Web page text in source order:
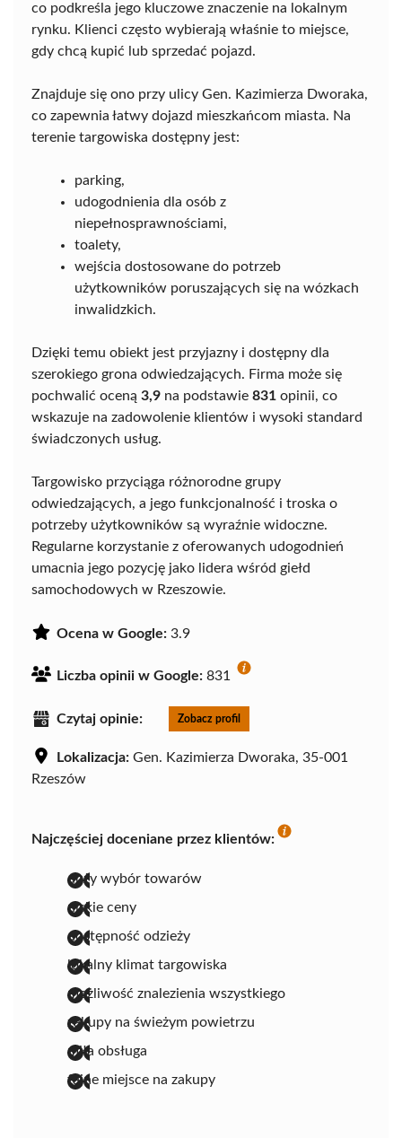
co podkreśla jego kluczowe znaczenie na lokalnym
rynku. Klienci często wybierają właśnie to miejsce,
gdy chcą kupić lub sprzedać pojazd.
Znajduje się ono przy ulicy Gen. Kazimierza Dworaka,
co zapewnia łatwy dojazd mieszkańcom miasta. Na
terenie targowiska dostępny jest:
parking,
udogodnienia dla osób z
niepełnosprawnościami,
toalety,
wejścia dostosowane do potrzeb
użytkowników poruszających się na wózkach
inwalidzkich.
Dzięki temu obiekt jest przyjazny i dostępny dla
szerokiego grona odwiedzających. Firma może się
pochwalić oceną 3,9 na podstawie 831 opinii, co
wskazuje na zadowolenie klientów i wysoki standard
świadczonych usług.
Targowisko przyciąga różnorodne grupy
odwiedzających, a jego funkcjonalność i troska o
potrzeby użytkowników są wyraźnie widoczne.
Regularne korzystanie z oferowanych udogodnień
umacnia jego pozycję jako lidera wśród giełd
samochodowych w Rzeszowie.
Ocena w Google: 3.9
Liczba opinii w Google: 831
Czytaj opinie: Zobacz profil
Lokalizacja: Gen. Kazimierza Dworaka, 35-001
Rzeszów
Najczęściej doceniane przez klientów:
duży wybór towarów
niskie ceny
dostępność odzieży
lokalny klimat targowiska
możliwość znalezienia wszystkiego
zakupy na świeżym powietrzu
miła obsługa
fajne miejsce na zakupy